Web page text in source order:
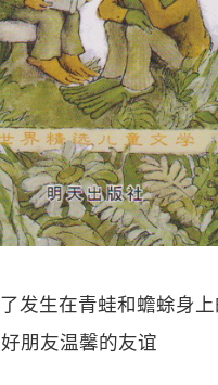
发生在青蛙和蟾蜍身
朋友温馨的友谊